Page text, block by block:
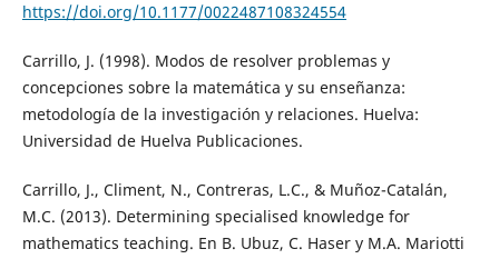
https://doi.org/10.1177/0022487108324554
Carrillo, J. (1998). Modos de resolver problemas y
concepciones sobre la matemática y su enseñanza:
metodología de la investigación y relaciones. Huelva:
Universidad de Huelva Publicaciones.
Carrillo, J., Climent, N., Contreras, L.C., & Muñoz-Catalán,
M.C. (2013). Determining specialised knowledge for
mathematics teaching. En B. Ubuz, C. Haser y M.A. Mariotti